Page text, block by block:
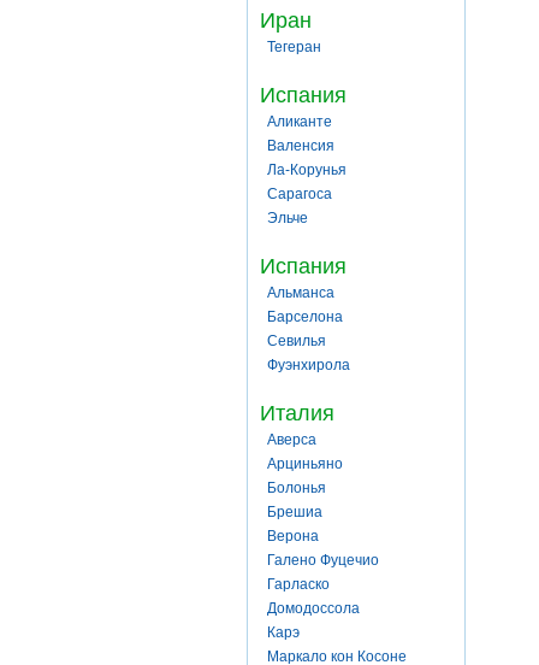
Иран
Тегеран
Испания
Аликанте
Валенсия
Ла-Корунья
Сарагоса
Эльче
Испания
Альманса
Барселона
Севилья
Фуэнхирола
Италия
Аверса
Арциньяно
Болонья
Брешиа
Верона
Галено Фуцечио
Гарласко
Домодоссола
Карэ
Маркало кон Косоне